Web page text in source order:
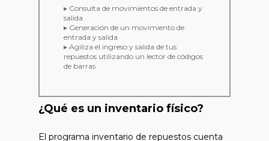
▸ Consulta de movimientos de entrada y
salida
▸ Generación de un movimiento de
entrada y salida
▸ Agiliza el ingreso y salida de tus
repuestos utilizando un lector de códigos
de barras
¿Qué es un inventario físico?
El programa inventario de repuestos cuenta